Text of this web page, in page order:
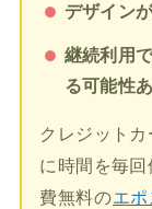
デザイン
継続利用
る可能性
クレジット
に時間を毎
費無料のエ